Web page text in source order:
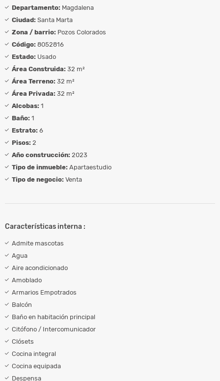
Departamento: Magdalena
Ciudad: Santa Marta
Zona / barrio: Pozos Colorados
Código: 8052816
Estado: Usado
Área Construida: 32 m²
Área Terreno: 32 m²
Área Privada: 32 m²
Alcobas: 1
Baño: 1
Estrato: 6
Pisos: 2
Año construcción: 2023
Tipo de inmueble: Apartaestudio
Tipo de negocio: Venta
Características interna :
Admite mascotas
Agua
Aire acondicionado
Amoblado
Armarios Empotrados
Balcón
Baño en habitación principal
Citófono / Intercomunicador
Clósets
Cocina integral
Cocina equipada
Despensa